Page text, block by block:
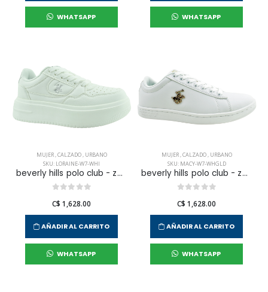
WHATSAPP WHATSAPP
MUJER,CALZADO, URBANO
SKU: LORAINE-W7-WHI
beverly hills polo club - zapatilla urbana loraine para mujer
C$ 1,628.00
AÑADIR AL CARRITO
WHATSAPP
MUJER,CALZADO, URBANO
SKU: MACY-W7-WHGLD
beverly hills polo club - zapatilla urbana macy para mujer
C$ 1,628.00
AÑADIR AL CARRITO
WHATSAPP